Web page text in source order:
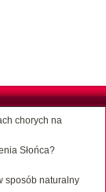
chorych na
Słońca?
sposób naturalny